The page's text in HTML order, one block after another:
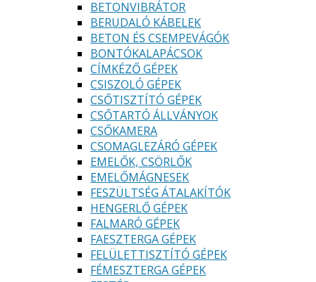
BETONVIBRÁTOR
BERUDALÓ KÁBELEK
BETON ÉS CSEMPEVÁGÓK
BONTÓKALAPÁCSOK
CÍMKÉZŐ GÉPEK
CSISZOLÓ GÉPEK
CSŐTISZTÍTÓ GÉPEK
CSŐTARTÓ ÁLLVÁNYOK
CSŐKAMERA
CSOMAGLEZÁRÓ GÉPEK
EMELŐK, CSÖRLŐK
EMELŐMÁGNESEK
FESZÜLTSÉG ÁTALAKÍTÓK
HENGERLŐ GÉPEK
FALMARÓ GÉPEK
FAESZTERGA GÉPEK
FELÜLETTISZTÍTÓ GÉPEK
FÉMESZTERGA GÉPEK